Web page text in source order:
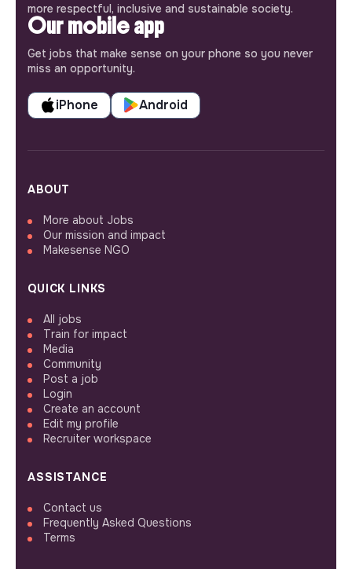
more respectful, inclusive and sustainable society.
Our mobile app
Get jobs that make sense on your phone so you never
miss an opportunity.
iPhone Android
ABOUT
More about Jobs
Our mission and impact
Makesense NGO
QUICK LINKS
All jobs
Train for impact
Media
Community
Post a job
Login
Create an account
Edit my profile
Recruiter workspace
ASSISTANCE
Contact us
Frequently Asked Questions
Terms